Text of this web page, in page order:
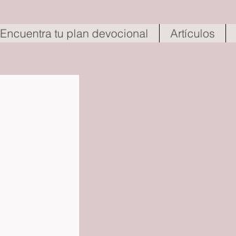
Encuentra tu plan devocional Artículos